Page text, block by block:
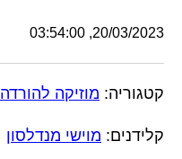
20/03/2023, 03:54:00
קטגוריה: מוזיקה להורדה
קלידנים: מוישי מנדלסון